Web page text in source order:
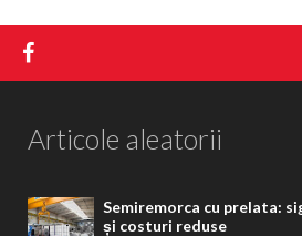
Articole aleatorii
Semiremorca cu prelata:
și costuri reduse